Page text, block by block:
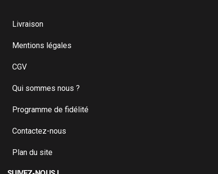
Livraison
Mentions légales
CGV
Qui sommes nous ?
Programme de fidélité
Contactez-nous
Plan du site